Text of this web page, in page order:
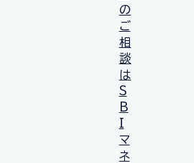
の
ご
相
談
は
S
B
I
マ
ネ